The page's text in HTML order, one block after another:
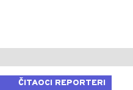
ČITAOCI REPORTERI